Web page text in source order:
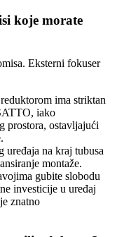
koje morate
Eksterni fokuser
ima striktan
iako
prostora, ostavljajući
uređaja na kraj tubusa
montaže.
gubite slobodu
investicije u uređaj
znatno